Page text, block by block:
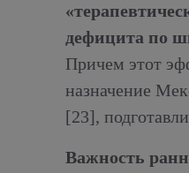
дефицита по
Причем этот
назначение
[23],
Важность